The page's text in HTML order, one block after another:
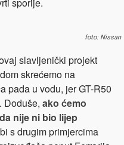
sporije.
foto: Nissan
slavljenički projekt
skrećemo na
pada u vodu, jer GT-R50
Doduše, ako ćemo
nije ni bio lijep
s drugim primjercima